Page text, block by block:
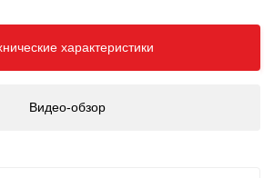
характеристики
Видео-обзор